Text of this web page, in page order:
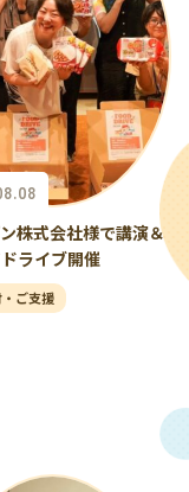
株式会社様で講演＆
ライブ開催
ご支援